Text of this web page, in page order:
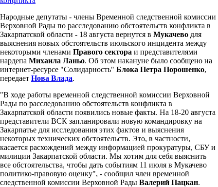
Народные депутаты - члены Временной следственной комиссии
Верховной Рады по расследованию обстоятельств конфликта в
Закарпатской области - 18 августа вернутся в Мукачево для
выяснения новых обстоятельств июльского инцидента между
некоторыми членами Правого сектора и представителями
нардепа Михаила Ланьо. Об этом накануне было сообщено на
интернет-ресурсе "Солидарность" Блока Петра Порошенко,
передает Нова Влада.
"В ходе работы временной следственной комиссии Верховной
Рады по расследованию обстоятельств конфликта в
Закарпатской области появились новые факты. На 18-20 августа
представители ВСК запланировали новую командировку на
Закарпатье для исследования этих фактов и выяснения
некоторых технических обстоятельств. Это, в частности,
касается расхождений между информацией прокуратуры, СБУ и
милиции Закарпатской области. Мы хотим для себя выяснить
все обстоятельства, чтобы дать событиям 11 июля в Мукачево
политико-правовую оценку", - сообщил член временной
следственной комиссии Верховной Рады Валерий Пацкан.